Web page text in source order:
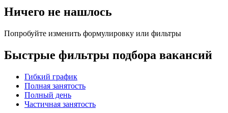
Ничего не нашлось
Попробуйте изменить формулировку или фильтры
Быстрые фильтры подбора вакансий
Гибкий график
Полная занятость
Полный день
Частичная занятость